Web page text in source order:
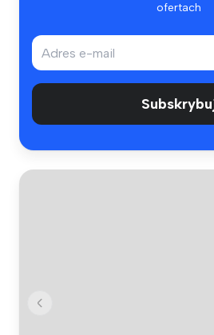
ofertach